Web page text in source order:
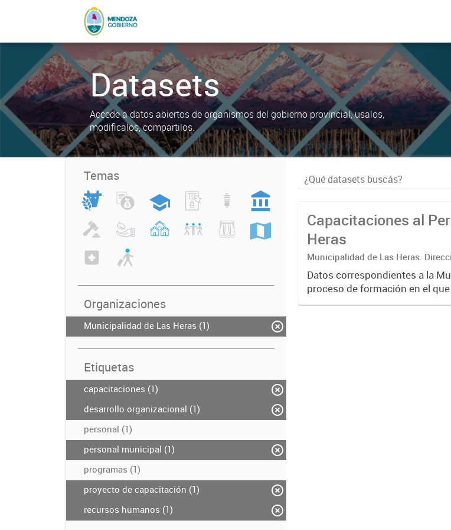
Datasets
Accede a datos abiertos de organismos del gobierno provincial, usalos,
modificalos, compartilos.
Temas
Organizaciones
Municipalidad de Las Heras (1)
Etiquetas
capacitaciones (1)
desarrollo organizacional (1)
personal (1)
personal municipal (1)
programas (1)
proyecto de capacitación (1)
recursos humanos (1)
Capacitaciones al
Heras
Municipalidad de Las Heras.
Datos correspondientes a la
proceso de formación en el
programas de capacitación del